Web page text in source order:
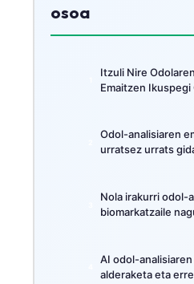
osoa
Itzuli Nire
Emaitzen Ikuspegi
Odol-analisiaren
urratsez urrats
Nola irakurri odol-
biomarkatzaile
AI odol-
alderaketa eta